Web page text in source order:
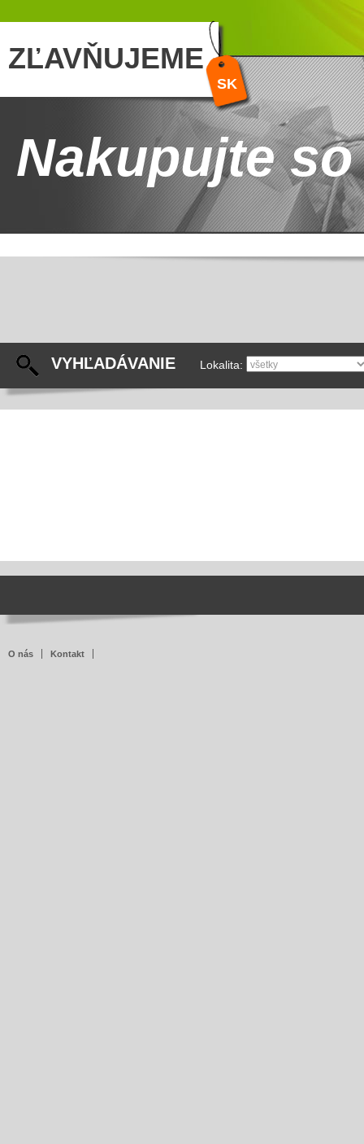
ZĽAVŇUJEME
SK
Nakupujte
VYHĽADÁVANIE Lokalita:
O nás Kontakt